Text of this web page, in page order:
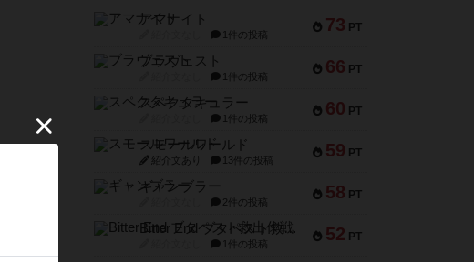
73 PT
アマナイト
1件の投稿
66 PT
ブラヴェスト
1件の投稿
60 PT
スペクタキュラー
1件の投稿
59 PT
スモールワールド
紹介文あり 13件の投稿
58 PT
ギャンブラー
2件の投稿
52 PT
Bitter End ブタペスト救出作戦
1件の投稿